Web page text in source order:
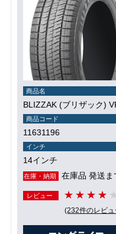
商品名
BLIZZAK (ブリザック)
商品コード
11631196
インチ
14インチ
在庫・納期 在庫品 発送ま
レビュー
(232件のレビ